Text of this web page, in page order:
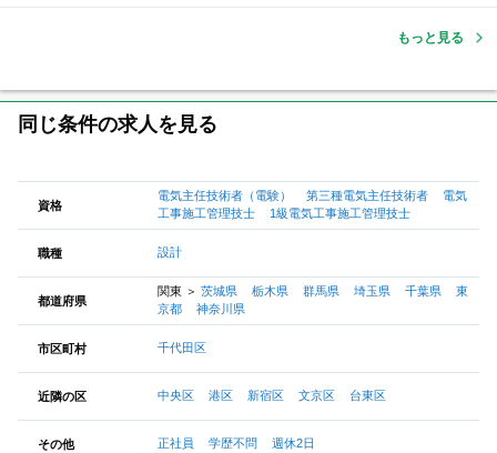
もっと見る
同じ条件の求人を見る
資格
電気主任技術者（電験） 第三種電気主任技術者
電気
工事施工管理技士
1級電気工事施工管理技士
職種 設計
都道府県
関東 ＞ 茨城県 栃木県 群馬県 埼玉県 千葉県
東
京都
神奈川県
市区町村 千代田区
近隣の区 中央区 港区 新宿区 文京区 台東区
その他 正社員 学歴不問 週休2日